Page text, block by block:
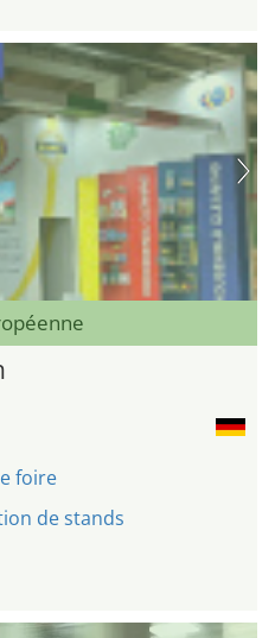
foire
de stands